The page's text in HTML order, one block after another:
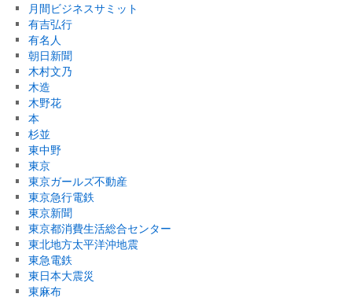
月間ビジネスサミット
有吉弘行
有名人
朝日新聞
木村文乃
木造
木野花
本
杉並
東中野
東京
東京ガールズ不動産
東京急行電鉄
東京新聞
東京都消費生活総合センター
東北地方太平洋沖地震
東急電鉄
東日本大震災
東麻布